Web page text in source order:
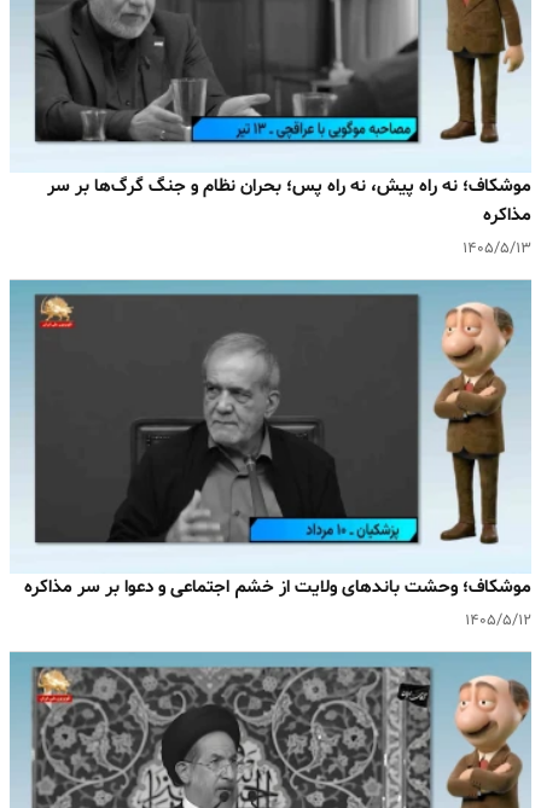
موشکاف؛ نه راه پیش، نه راه پس؛ بحران نظام و جنگ گرگ‌ها بر سر
مذاکره
۱۴۰۵/۵/۱۳
موشکاف؛ وحشت باندهای ولایت از خشم اجتماعی و دعوا بر سر مذاکره
۱۴۰۵/۵/۱۲